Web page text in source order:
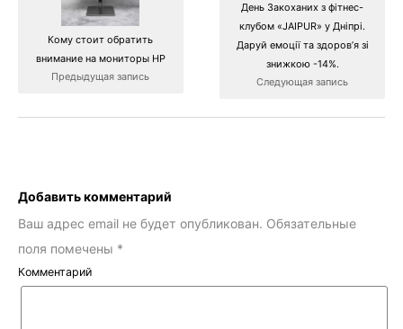
Кому стоит обратить
внимание на мониторы HP
Предыдущая запись
День Закоханих з фітнес-
клубом «JAIPUR» у Дніпрі.
Даруй емоції та здоровʼя зі
знижкою -14%.
Следующая запись
Добавить комментарий
Ваш адрес email не будет опубликован. Обязательные
поля помечены *
Комментарий